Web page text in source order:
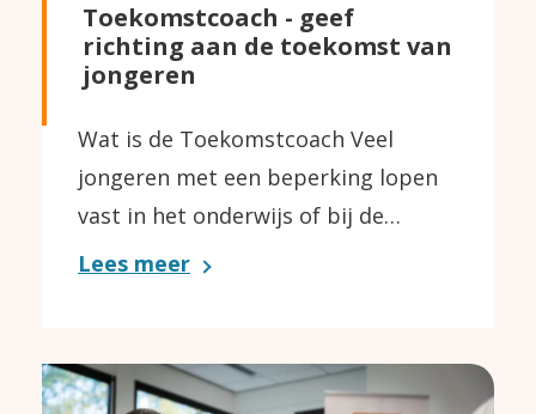
Toekomstcoach - geef
richting aan de toekomst van
jongeren
Wat is de Toekomstcoach Veel
jongeren met een beperking lopen
vast in het onderwijs of bij de…
Lees meer